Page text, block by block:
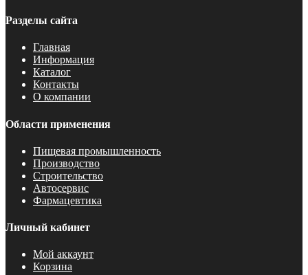
Разделы сайта
Главная
Информация
Каталог
Контакты
О компании
Области применения
Пищевая промышленность
Производство
Строительство
Автосервис
Фармацевтика
Личный кабинет
Мой аккаунт
Корзина